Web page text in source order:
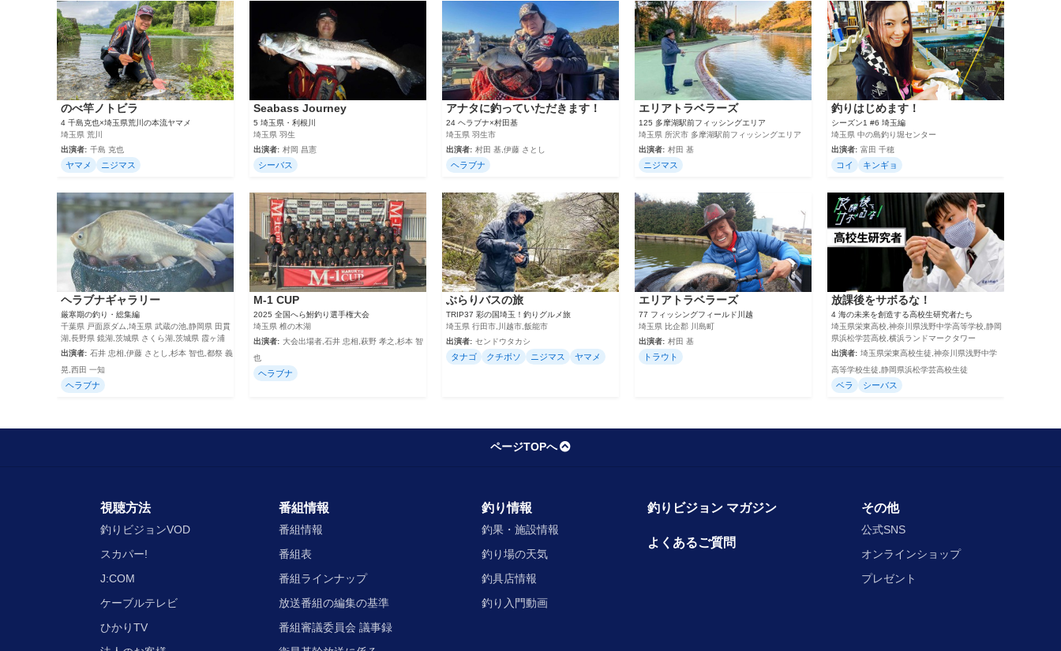
のべ竿ノトビラ
4 千島克也×埼玉県荒川の本流ヤマメ
埼玉県 荒川
出演者: 千島 克也
ヤマメ ニジマス
Seabass Journey
5 埼玉県・利根川
埼玉県 羽生
出演者: 村岡 昌憲
シーバス
アナタに釣っていただきます！
24 ヘラブナ×村田基
埼玉県 羽生市
出演者: 村田 基,伊藤 さとし
ヘラブナ
エリアトラベラーズ
125 多摩湖駅前フィッシングエリア
埼玉県 所沢市 多摩湖駅前フィッシングエリア
出演者: 村田 基
ニジマス
釣りはじめます！
シーズン1 #6 埼玉編
埼玉県 中の島釣り堀センター
出演者: 富田 千穂
コイ キンギョ
ヘラブナギャラリー
厳寒期の釣り・総集編
千葉県 戸面原ダム,埼玉県 武蔵の池,静岡県 田貫
湖,長野県 鏡湖,茨城県 さくら湖,茨城県 霞ヶ浦
出演者: 石井 忠相,伊藤 さとし,杉本 智也,都祭 義
晃,西田 一知
ヘラブナ
M-1 CUP
2025 全国へら鮒釣り選手権大会
埼玉県 椎の木湖
出演者: 大会出場者,石井 忠相,萩野 孝之,杉本 智
也
ヘラブナ
ぶらりバスの旅
TRIP37 彩の国埼玉！釣りグルメ旅
埼玉県 行田市,川越市,飯能市
出演者: センドウタカシ
タナゴ クチボソ ニジマス ヤマメ
エリアトラベラーズ
77 フィッシングフィールド川越
埼玉県 比企郡 川島町
出演者: 村田 基
トラウト
放課後をサボるな！
4 海の未来を創造する高校生研究者たち
埼玉県栄東高校,神奈川県浅野中学高等学校,静岡
県浜松学芸高校,横浜ランドマークタワー
出演者: 埼玉県栄東高校生徒,神奈川県浅野中学
高等学校生徒,静岡県浜松学芸高校生徒
ベラ シーバス
ページTOPへ
視聴方法
釣りビジョンVOD
スカパー!
J:COM
ケーブルテレビ
ひかりTV
番組情報
番組情報
番組表
番組ラインナップ
放送番組の編集の基準
番組審議委員会 議事録
釣り情報
釣果・施設情報
釣り場の天気
釣具店情報
釣り入門動画
釣りビジョン マガジン
よくあるご質問
その他
公式SNS
オンラインショップ
プレゼント